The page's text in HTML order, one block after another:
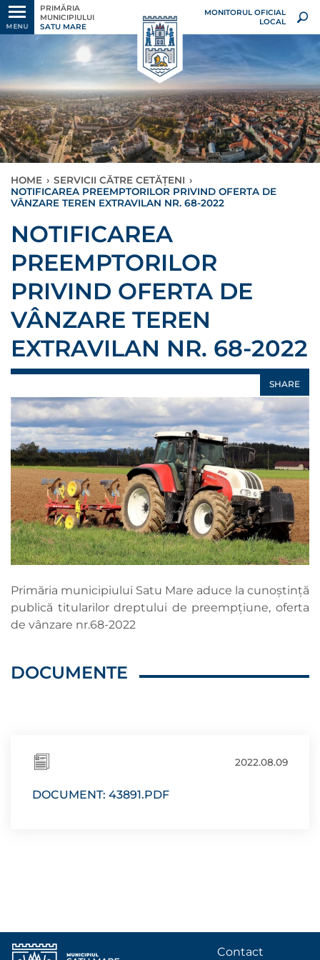
MENU
PRIMĂRIA
MUNICIPIULUI
SATU MARE
MONITORUL OFICIAL
LOCAL
HOME › SERVICII CĂTRE CETĂȚENI ›
NOTIFICAREA PREEMPTORILOR PRIVIND OFERTA DE
VÂNZARE TEREN EXTRAVILAN NR. 68-2022
NOTIFICAREA
PREEMPTORILOR
PRIVIND OFERTA DE
VÂNZARE TEREN
EXTRAVILAN NR. 68-2022
SHARE
Primăria municipiului Satu Mare aduce la cunoștință
publică titularilor dreptului de preempțiune, oferta
de vânzare nr.68-2022
DOCUMENTE
2022.08.09
DOCUMENT: 43891.PDF
Contact